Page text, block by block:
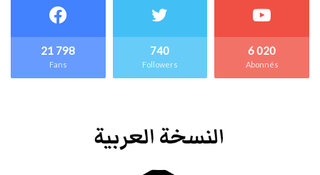
21 798
Fans
740
Followers
6 020
Abonnés